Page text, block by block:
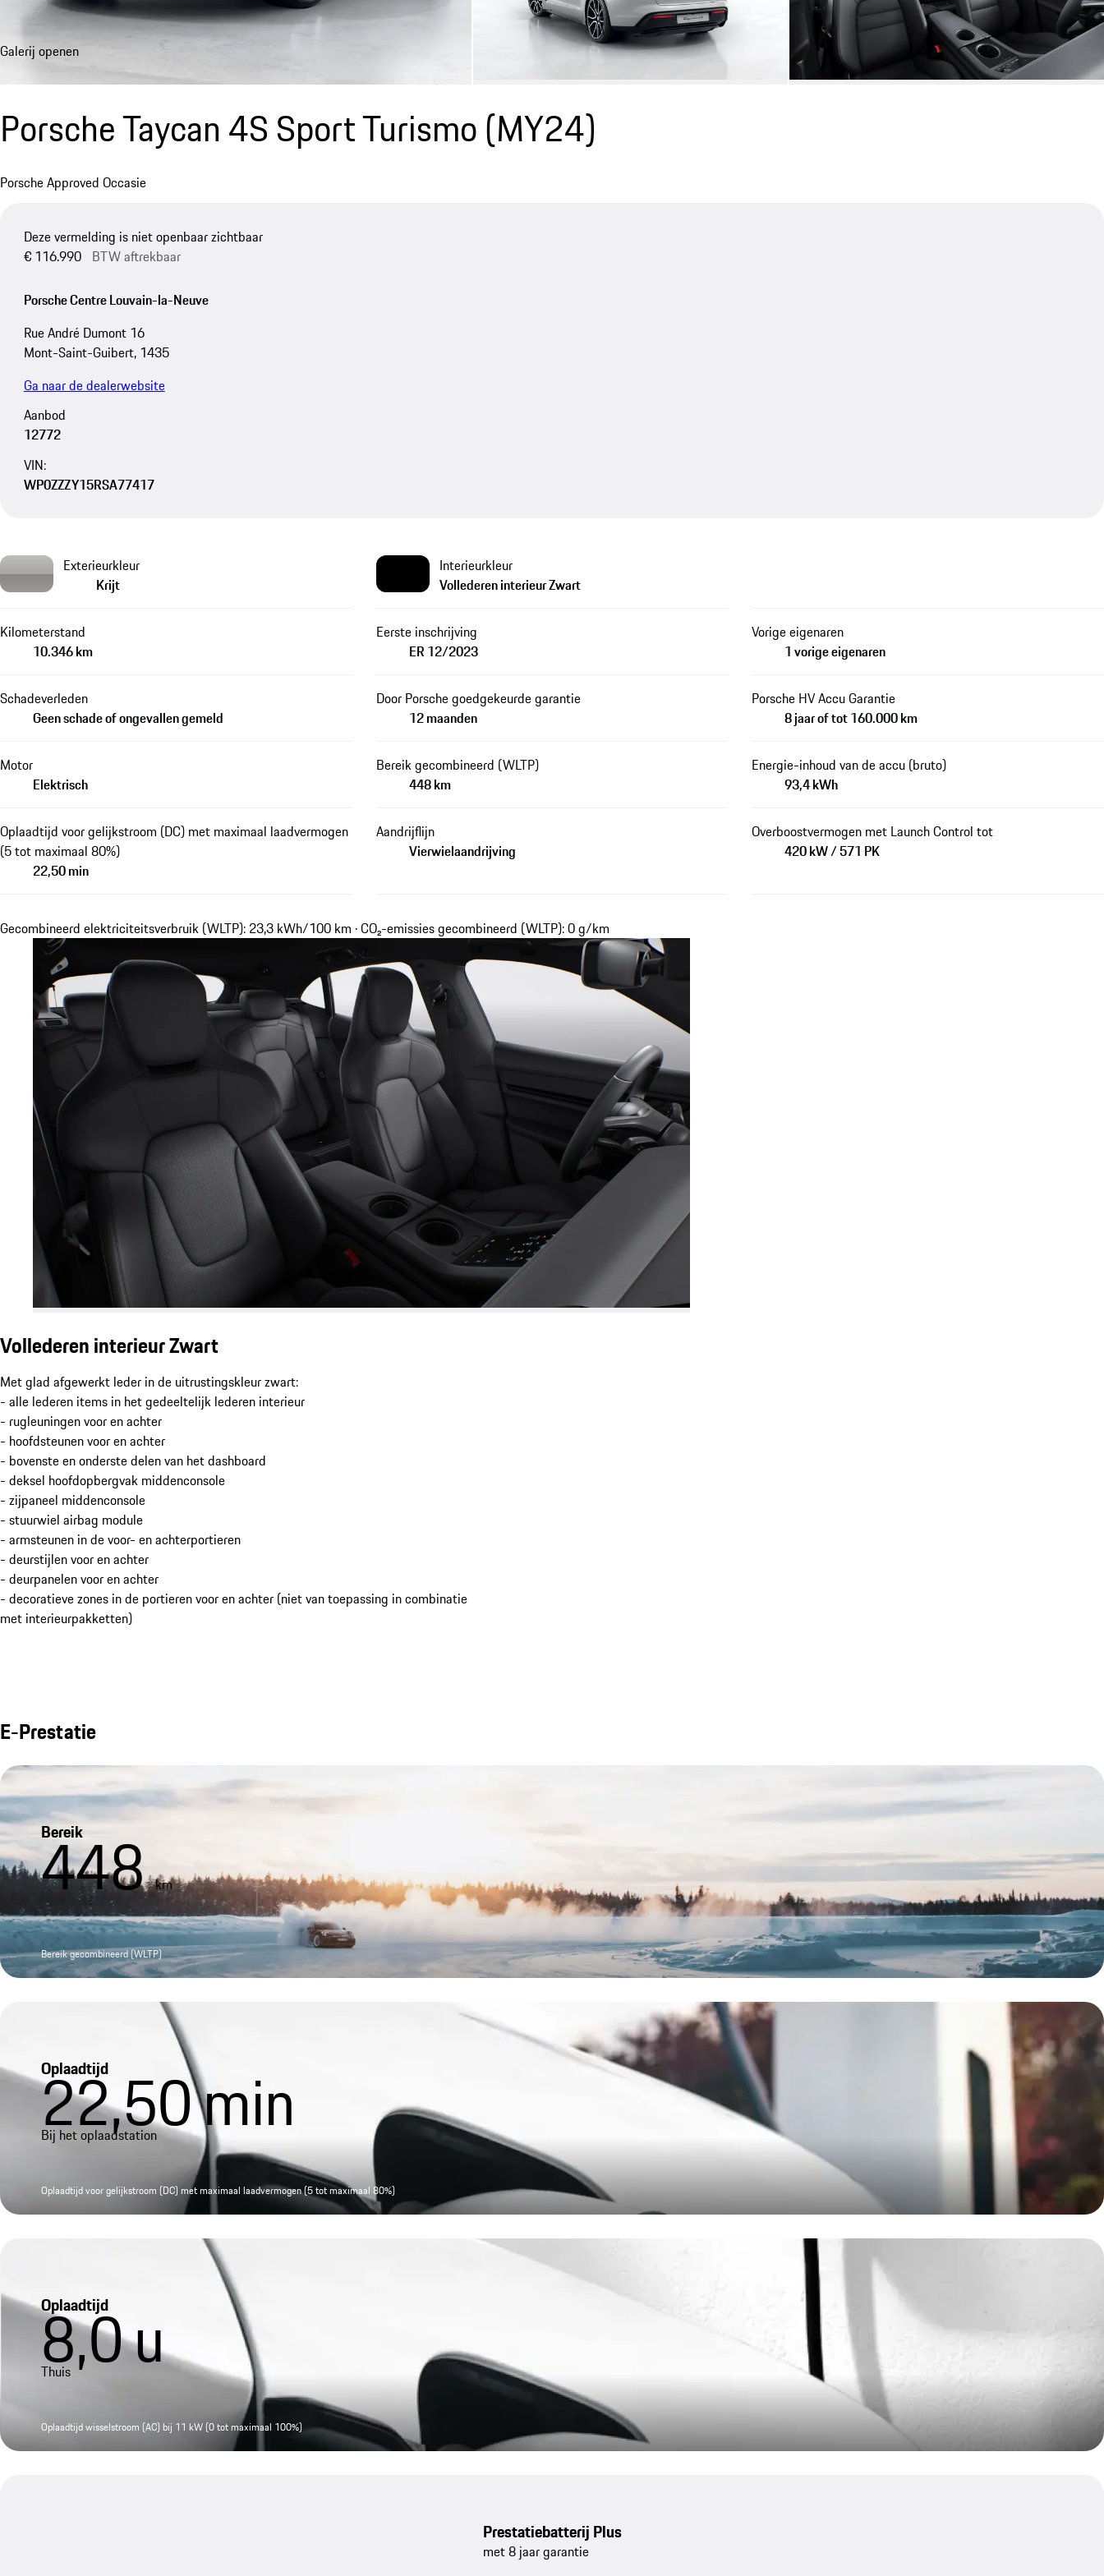
Galerij openen
Porsche Taycan 4S Sport Turismo (MY24)
Porsche Approved Occasie
Deze vermelding is niet openbaar zichtbaar
€ 116.990 BTW aftrekbaar
Porsche Centre Louvain-la-Neuve
Rue André Dumont 16
Mont-Saint-Guibert, 1435
Ga naar de dealerwebsite
Aanbod
12772
VIN:
WP0ZZZY15RSA77417
Exterieurkleur
Krijt
Interieurkleur
Vollederen interieur Zwart
Kilometerstand
10.346 km
Eerste inschrijving
ER 12/2023
Vorige eigenaren
1 vorige eigenaren
Schadeverleden
Geen schade of ongevallen gemeld
Door Porsche goedgekeurde garantie
12 maanden
Porsche HV Accu Garantie
8 jaar of tot 160.000 km
Motor
Elektrisch
Bereik gecombineerd (WLTP)
448 km
Energie-inhoud van de accu (bruto)
93,4 kWh
Oplaadtijd voor gelijkstroom (DC) met maximaal laadvermogen
(5 tot maximaal 80%)
22,50 min
Aandrijflijn
Vierwielaandrijving
Overboostvermogen met Launch Control tot
420 kW / 571 PK
Gecombineerd elektriciteitsverbruik (WLTP): 23,3 kWh/100 km · CO₂-emissies gecombineerd (WLTP): 0 g/km
Vollederen interieur Zwart
Met glad afgewerkt leder in de uitrustingskleur zwart:
- alle lederen items in het gedeeltelijk lederen interieur
- rugleuningen voor en achter
- hoofdsteunen voor en achter
- bovenste en onderste delen van het dashboard
- deksel hoofdopbergvak middenconsole
- zijpaneel middenconsole
- stuurwiel airbag module
- armsteunen in de voor- en achterportieren
- deurstijlen voor en achter
- deurpanelen voor en achter
- decoratieve zones in de portieren voor en achter (niet van toepassing in combinatie
met interieurpakketten)
E-Prestatie
Bereik
448 km
Bereik gecombineerd (WLTP)
Oplaadtijd
22,50min
Bij het oplaadstation
Oplaadtijd voor gelijkstroom (DC) met maximaal laadvermogen (5 tot maximaal 80%)
Oplaadtijd
8,0u
Thuis
Oplaadtijd wisselstroom (AC) bij 11 kW (0 tot maximaal 100%)
Prestatiebatterij Plus
met 8 jaar garantie